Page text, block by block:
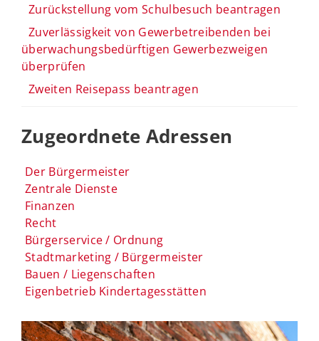
Zurückstellung vom Schulbesuch beantragen
Zuverlässigkeit von Gewerbetreibenden bei
überwachungsbedürftigen Gewerbezweigen
überprüfen
Zweiten Reisepass beantragen
Zugeordnete Adressen
Der Bürgermeister
Zentrale Dienste
Finanzen
Recht
Bürgerservice / Ordnung
Stadtmarketing / Bürgermeister
Bauen / Liegenschaften
Eigenbetrieb Kindertagesstätten